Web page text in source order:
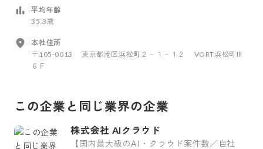
平均年齢
35.3歳
本社住所
〒105-0013 東京都港区浜松町２－１－１２ VORT浜松町Ⅲ
６Ｆ
この企業と同じ業界の企業
株式会社 AIクラウド
【国内最大級のAI・クラウド案件数／自社